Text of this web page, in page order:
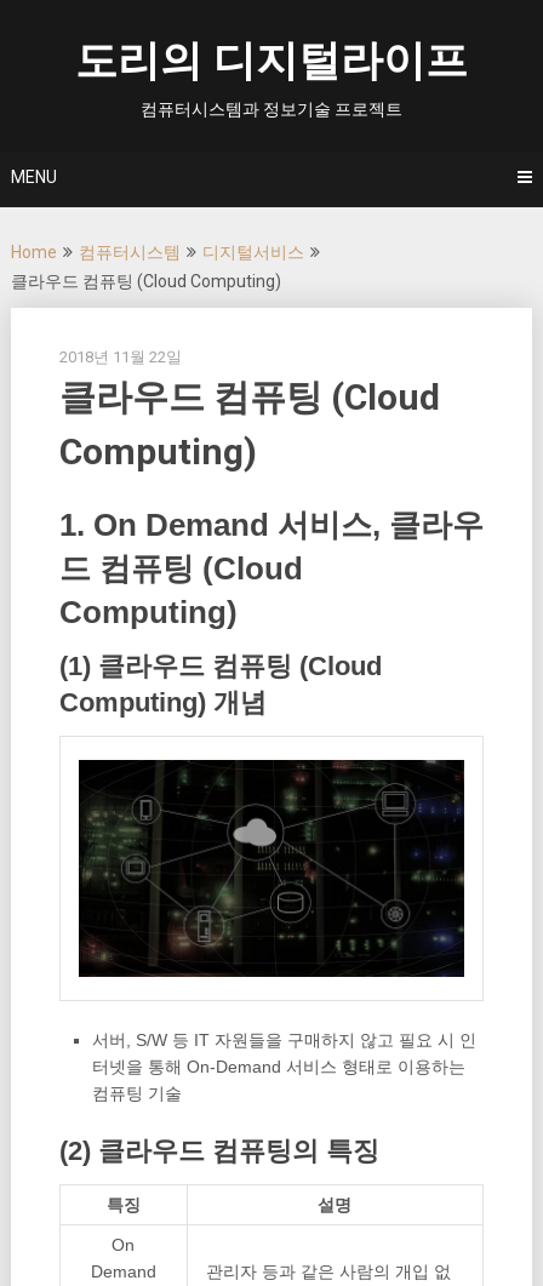
도리의 디지털라이프
컴퓨터시스템과 정보기술 프로젝트
MENU
Home 컴퓨터시스템
디지털서비스
클라우드 컴퓨팅 (Cloud Computing)
2018년 11월 22일
클라우드 컴퓨팅 (Cloud
Computing)
1. On Demand 서비스, 클라우
드 컴퓨팅 (Cloud
Computing)
(1) 클라우드 컴퓨팅 (Cloud
Computing) 개념
서버, S/W 등 IT 자원들을 구매하지 않고 필요 시 인
터넷을 통해 On-Demand 서비스 형태로 이용하는
컴퓨팅 기술
(2) 클라우드 컴퓨팅의 특징
특징 설명
On
Demand
관리자 등과 같은 사람의 개입 없